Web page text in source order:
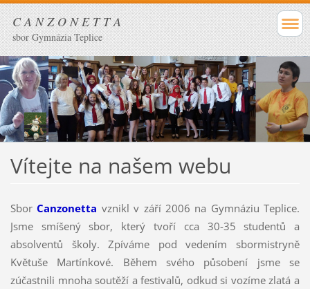
C A N Z O N E T T A
sbor Gymnázia Teplice
Vítejte na našem webu
SborCanzonetta vznikl v září 2006 na Gymnáziu Teplice.
Jsme smíšený sbor, který tvoří cca 30-35 studentů a
absolventů školy. Zpíváme pod vedením sbormistryně
Květuše Martínkové. Během svého působení jsme se
zúčastnili mnoha soutěží a festivalů, odkud si vozíme zlatá a